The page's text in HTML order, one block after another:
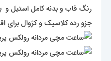
رنگ قاب و بدنه کامل استیل و
جزو رده کلاسیک و کژوال